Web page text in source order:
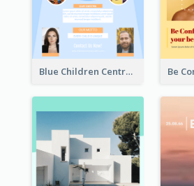
Blue Children Centre Flyer